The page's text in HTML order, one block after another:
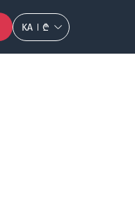
KA ₾